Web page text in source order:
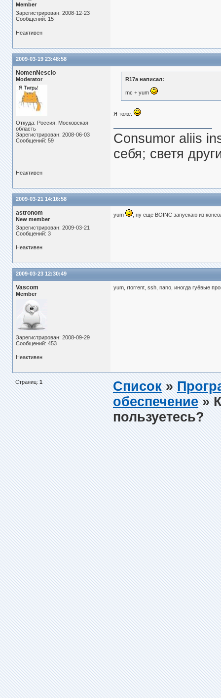
Member
Зарегистрирован: 2008-12-23
Сообщений: 15
Неактивен
2009-03-19 23:48:58
NomenNescio
Moderator
Откуда: Россия, Московская
область
Зарегистрирован: 2008-06-03
Сообщений: 59
R17a написал:
mc + yum
Я тоже.
Consumor aliis
себя; светя
Неактивен
2009-03-21 14:16:58
astronom
New member
Зарегистрирован: 2009-03-21
Сообщений: 3
yum , ну еще BOINC запускаю из
Неактивен
2009-03-23 12:30:49
Vascom
Member
Зарегистрирован: 2008-09-29
Сообщений: 453
yum, rtorrent, ssh, nano, иногда гуёвые
Неактивен
Страниц:1 Список»
обеспечение»
пользуетесь?